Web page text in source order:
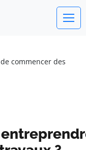
commencer des